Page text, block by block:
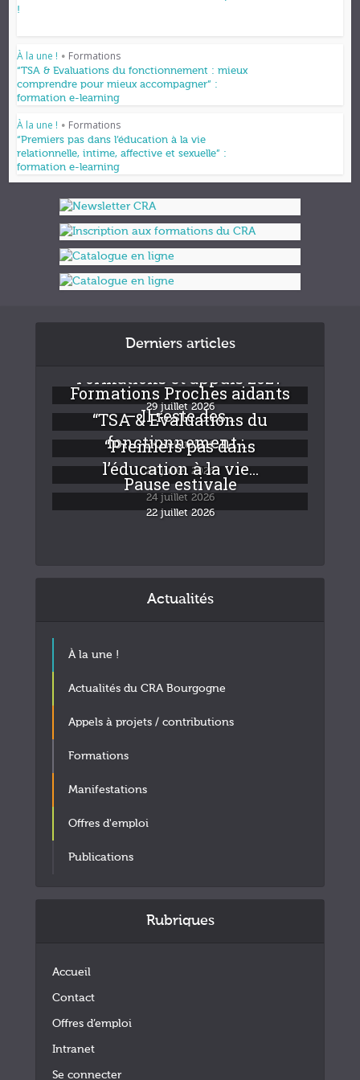
!
À la une ! • Formations
“TSA & Evaluations du fonctionnement : mieux
comprendre pour mieux accompagner” :
formation e-learning
À la une ! • Formations
“Premiers pas dans l’éducation à la vie
relationnelle, intime, affective et sexuelle” :
formation e-learning
Derniers articles
Formations et appuis 2027
29 juillet 2026
Formations Proches aidants
– Il reste des...
24 juillet 2026
“TSA & Evaluations du
fonctionnement :...
24 juillet 2026
“Premiers pas dans
l’éducation à la vie...
24 juillet 2026
Pause estivale
22 juillet 2026
Actualités
À la une !
Actualités du CRA Bourgogne
Appels à projets / contributions
Formations
Manifestations
Offres d'emploi
Publications
Rubriques
Accueil
Contact
Offres d’emploi
Intranet
Se connecter